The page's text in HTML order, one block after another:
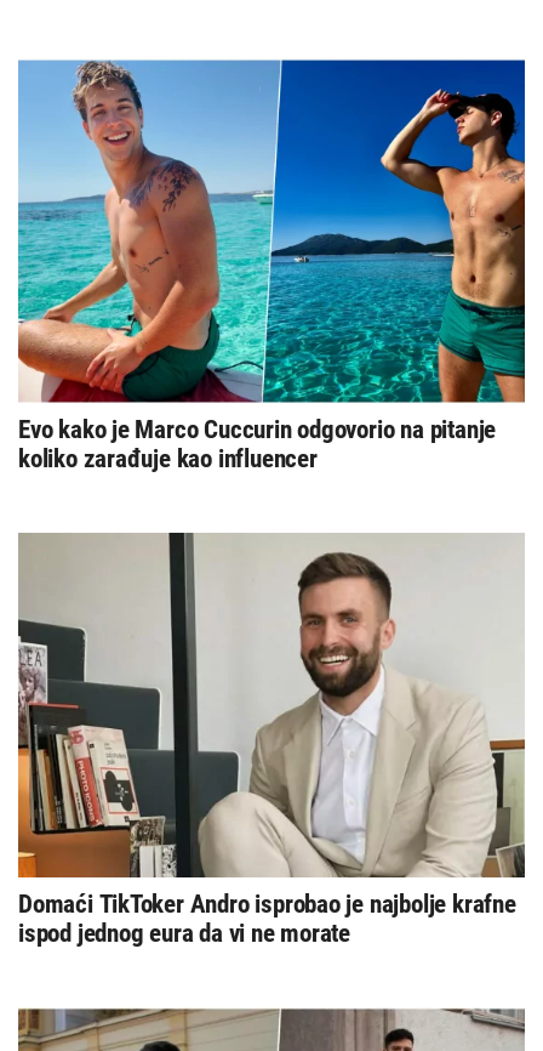
Evo kako je Marco Cuccurin odgovorio na pitanje
koliko zarađuje kao influencer
Domaći TikToker Andro isprobao je najbolje krafne
ispod jednog eura da vi ne morate